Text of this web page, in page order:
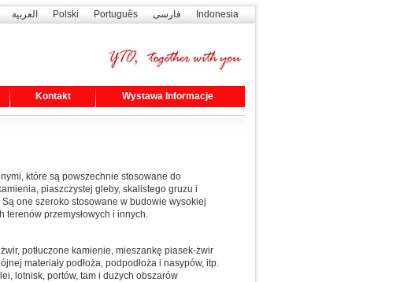
العربية Polski Português فارسی Indonesia
Kontakt Wystawa Informacje
które są powszechnie stosowane do
piaszczystej gleby, skalistego gruzu i
one szeroko stosowane w budowie wysokiej
terenów przemysłowych i innych.
potłuczone kamienie, mieszankę piasek-żwir
materiały podłoża, podpodłoża i nasypów, itp.
lotnisk, portów, tam i dużych obszarów